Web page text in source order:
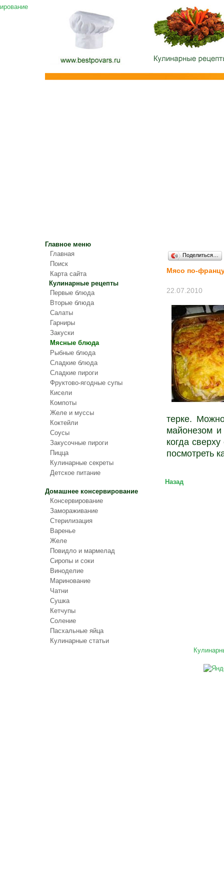
Главное меню
Главная
Поиск
Карта сайта
Кулинарные рецепты
Первые блюда
Вторые блюда
Салаты
Гарниры
Закуски
Мясные блюда
Рыбные блюда
Сладкие блюда
Сладкие пироги
Фруктово-ягодные супы
Кисели
Компоты
Желе и муссы
Коктейли
Соусы
Закусочные пироги
Пицца
Кулинарные секреты
Детское питание
Домашнее консервирование
Консервирование
Замораживание
Стерилизация
Варенье
Желе
Повидло и мармелад
Сиропы и соки
Виноделие
Маринование
Чатни
Сушка
Кетчупы
Соление
Пасхальные яйца
Кулинарные статьи
Поделиться…
Мясо по-
22.07.2010
терке.
майонезом
когда
посмотреть
Назад